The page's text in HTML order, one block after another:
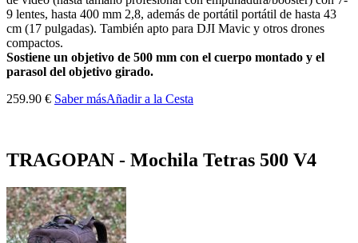
9 lentes, hasta 400 mm 2,8, además de portátil portátil de hasta 43
cm (17 pulgadas). También apto para DJI Mavic y otros drones
compactos.
Sostiene un objetivo de 500 mm con el cuerpo montado y el
parasol del objetivo girado.
259.90 € Saber másAñadir a la Cesta
TRAGOPAN - Mochila Tetras 500 V4